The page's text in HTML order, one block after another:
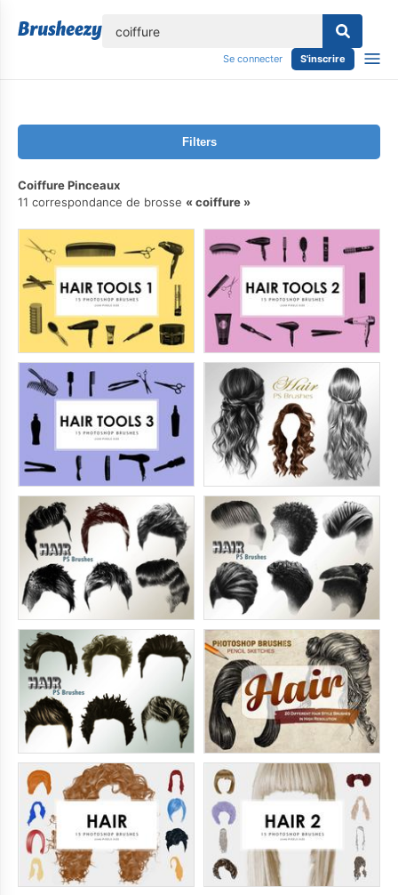
Se connecter S'inscrire
Filters
Coiffure Pinceaux
11 correspondance de brosse
coiffure